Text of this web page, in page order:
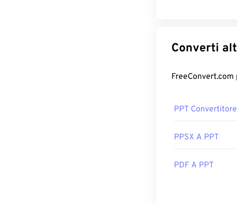
PPT Convertitore
PPSX A PPT
PDF A PPT